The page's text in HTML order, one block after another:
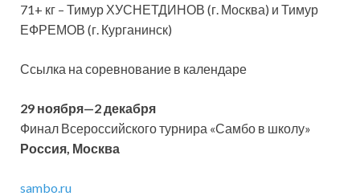
71+ кг – Тимур ХУСНЕТДИНОВ (г. Москва) и Тимур
ЕФРЕМОВ (г. Курганинск)
Ссылка на соревнование в календаре
29 ноября—2 декабря
Финал Всероссийского турнира «Самбо в школу»
Россия, Москва
sambo.ru